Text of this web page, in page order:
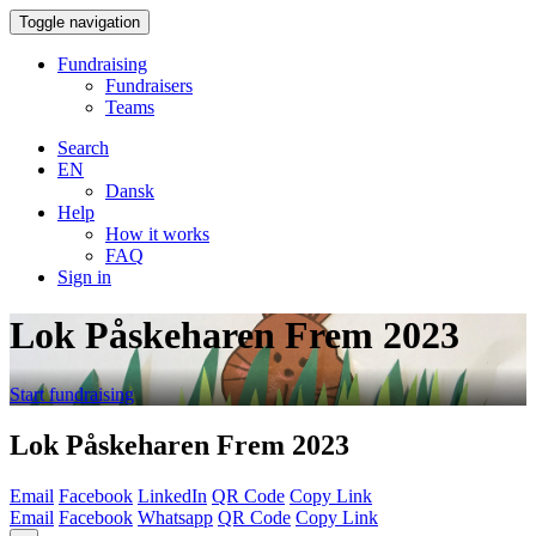
Toggle navigation
Fundraising
Fundraisers
Teams
Search
EN
Dansk
Help
How it works
FAQ
Sign in
Lok Påskeharen Frem 2023
Start fundraising
Lok Påskeharen Frem 2023
Email Facebook LinkedIn QR Code Copy Link
Email Facebook Whatsapp QR Code Copy Link